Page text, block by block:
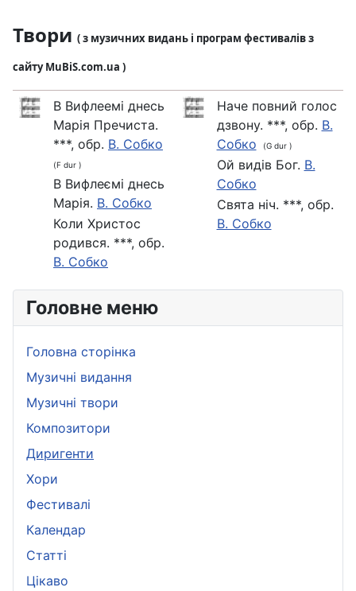
Головне меню
Головна сторінка
Музичні видання
Музичні твори
Композитори
Диригенти
Хори
Фестивалі
Календар
Статті
Цікаво
Твори ( з музичних видань і програм фестивалів з
сайту MuBiS.com.ua )
В Вифлеемі днесь
Марія Пречиста.
***, обр. В. Собко
(F dur )
В Вифлеємі днесь
Марія. В. Собко
Коли Христос
родився. ***, обр.
В. Собко
Наче повний голос
дзвону. ***, обр. В.
Собко
(G dur )
Ой видiв Бог. В.
Собко
Свята ніч. ***, обр.
В. Собко